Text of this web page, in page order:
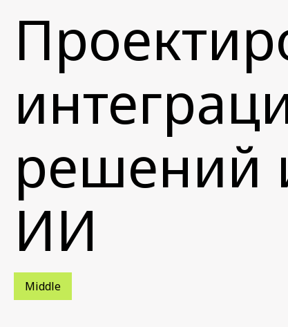
решений
ИИ
Middle